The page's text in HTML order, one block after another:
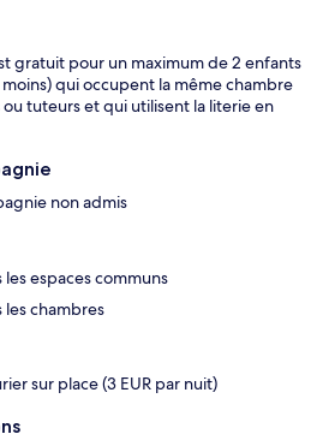
gratuit pour un maximum de 2 enfants
moins) qui occupent la même chambre
tuteurs et qui utilisent la literie en
non admis
espaces communs
chambres
sur place (3 EUR par nuit)